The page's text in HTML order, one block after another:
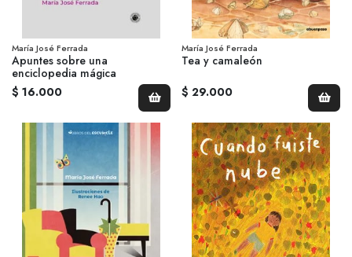
María José Ferrada
Apuntes sobre una
enciclopedia mágica
$ 16.000
María José Ferrada
Tea y camaleón
$ 29.000